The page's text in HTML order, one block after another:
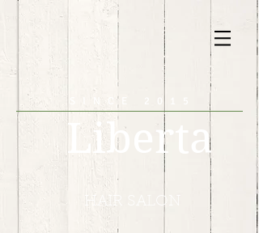
SINCE 2015
Liberta
HAIR SALON